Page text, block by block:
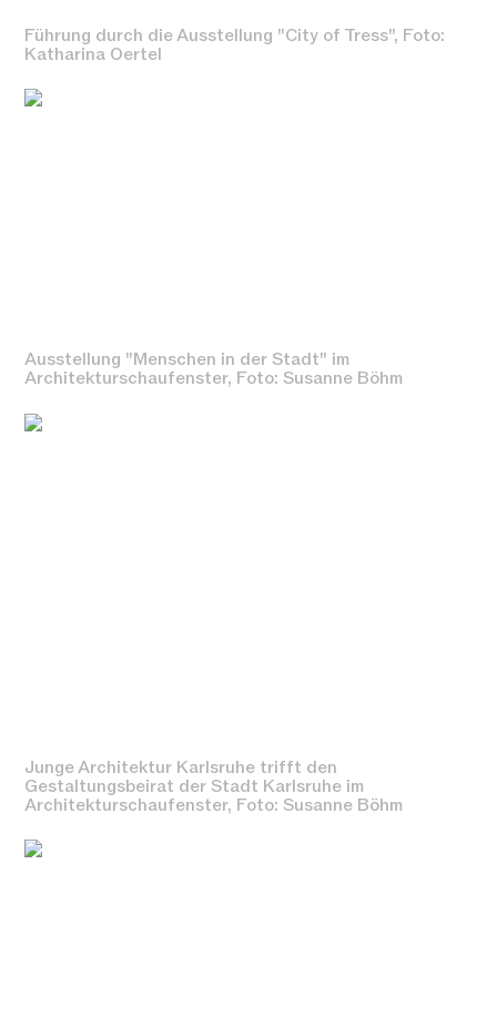
Führung durch die Ausstellung "City of Tress", Foto:
Katharina Oertel
Ausstellung "Menschen in der Stadt" im
Architekturschaufenster, Foto: Susanne Böhm
Junge Architektur Karlsruhe trifft den
Gestaltungsbeirat der Stadt Karlsruhe im
Architekturschaufenster, Foto: Susanne Böhm